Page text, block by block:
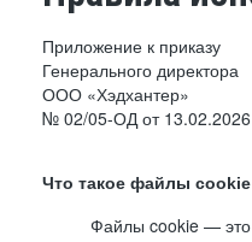
Приложение к приказу
Генерального директора
ООО «Хэдхантер»
№ 02/05-ОД от 13.02.2026
Что такое файлы cookie
Файлы cookie —